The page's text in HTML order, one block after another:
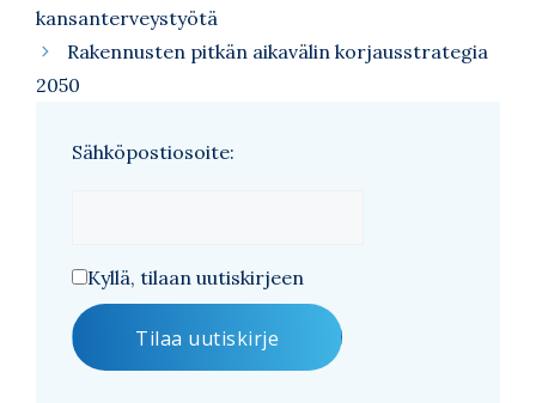
kansanterveystyötä
Rakennusten pitkän aikavälin korjausstrategia
2050
Sähköpostiosoite:
Kyllä, tilaan uutiskirjeen